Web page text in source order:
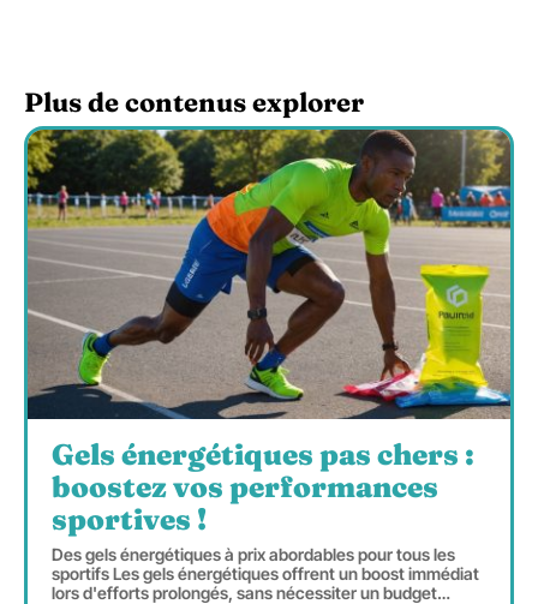
Plus de contenus explorer
Gels énergétiques pas chers :
boostez vos performances
sportives !
Des gels énergétiques à prix abordables pour tous les
sportifs Les gels énergétiques offrent un boost immédiat
lors d'efforts prolongés, sans nécessiter un budget…